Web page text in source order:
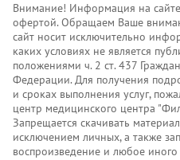
Внимание! Информация на
офертой. Обращаем Ваше
сайт носит исключительно
каких условиях не является
положениями ч. 2 ст. 437
Федерации. Для получения
и сроках выполнения услуг,
центр медицинского центра
Запрещается скачивать
исключением личных, а также
воспроизведение и любое